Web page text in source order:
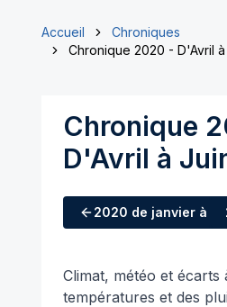
Accueil
Chroniques
Chronique 2020 - D'Avril à
Chronique
D'Avril à
2020 de janvier à
Climat, météo et écarts
températures et des